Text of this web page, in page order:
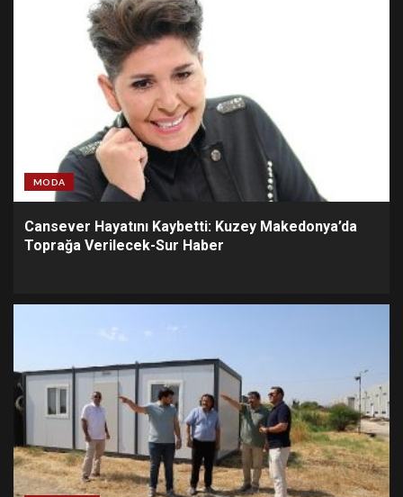
MODA
Cansever Hayatını Kaybetti: Kuzey Makedonya’da
Toprağa Verilecek-Sur Haber